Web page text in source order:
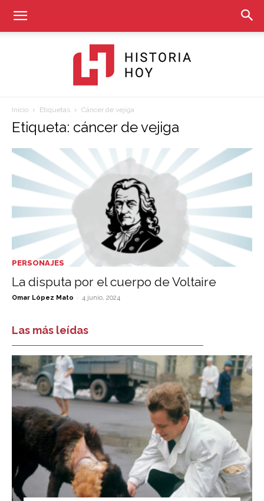
Historia
Hoy
Inicio Etiquetas Cáncer de vejiga
Etiqueta: cáncer de vejiga
PERSONAJES
La disputa por el cuerpo de Voltaire
Omar López Mato - 4 junio, 2024
Las más leídas